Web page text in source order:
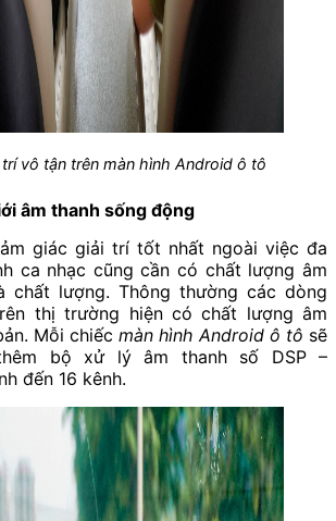
vô tận trên màn hình Android ô tô
âm thanh sống động
giác giải trí tốt nhất ngoài việc đa
ca nhạc cũng cần có chất lượng âm
chất lượng. Thông thường các dòng
thị trường hiện có chất lượng âm
Mỗi chiếc màn hình Android ô tô sẽ
bộ xử lý âm thanh số DSP –
đến 16 kênh.